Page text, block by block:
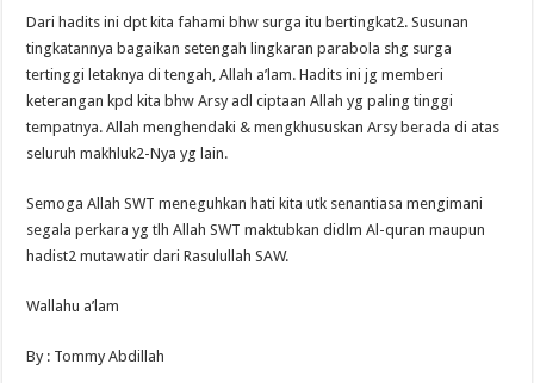
Dari hadits ini dpt kita fahami bhw surga itu bertingkat2. Susunan
tingkatannya bagaikan setengah lingkaran parabola shg surga
tertinggi letaknya di tengah, Allah a’lam. Hadits ini jg memberi
keterangan kpd kita bhw Arsy adl ciptaan Allah yg paling tinggi
tempatnya. Allah menghendaki & mengkhususkan Arsy berada di atas
seluruh makhluk2-Nya yg lain.
Semoga Allah SWT meneguhkan hati kita utk senantiasa mengimani
segala perkara yg tlh Allah SWT maktubkan didlm Al-quran maupun
hadist2 mutawatir dari Rasulullah SAW.
Wallahu a’lam
By : Tommy Abdillah